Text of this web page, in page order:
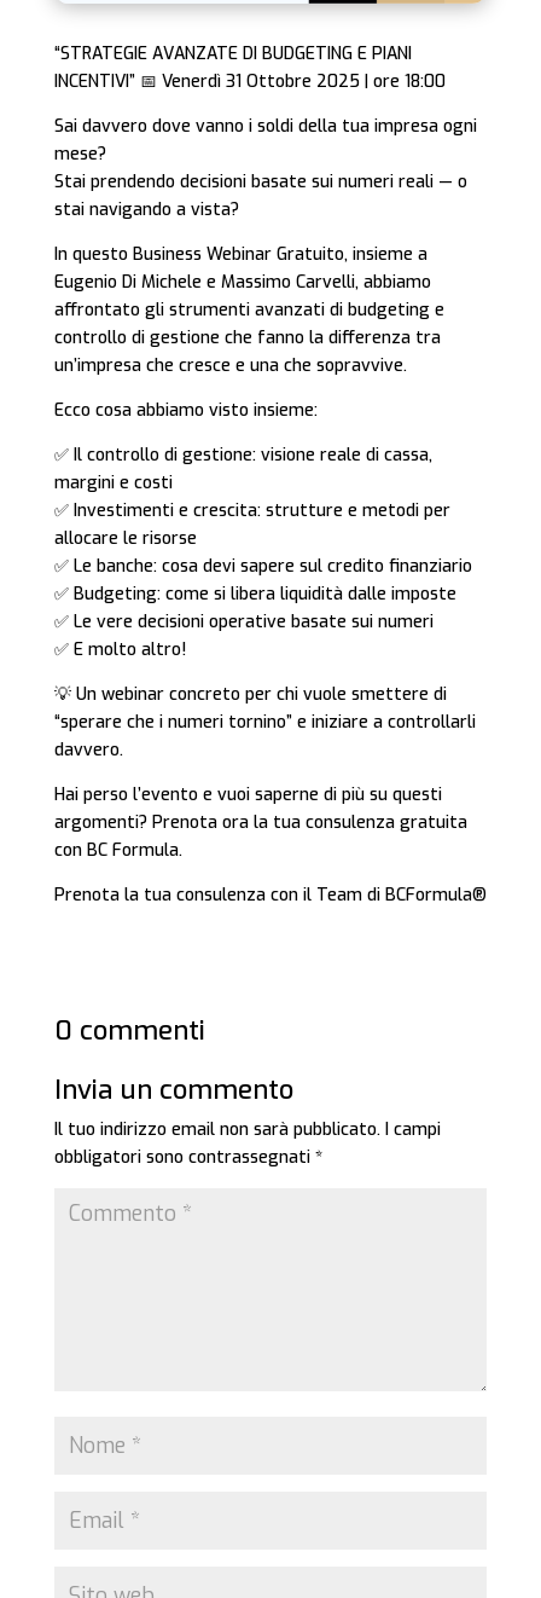
“STRATEGIE AVANZATE DI BUDGETING E PIANI
INCENTIVI” 📅 Venerdì 31 Ottobre 2025 | ore 18:00
Sai davvero dove vanno i soldi della tua impresa ogni
mese?
Stai prendendo decisioni basate sui numeri reali — o
stai navigando a vista?
In questo Business Webinar Gratuito, insieme a
Eugenio Di Michele e Massimo Carvelli, abbiamo
affrontato gli strumenti avanzati di budgeting e
controllo di gestione che fanno la differenza tra
un’impresa che cresce e una che sopravvive.
Ecco cosa abbiamo visto insieme:
✅ Il controllo di gestione: visione reale di cassa,
margini e costi
✅ Investimenti e crescita: strutture e metodi per
allocare le risorse
✅ Le banche: cosa devi sapere sul credito finanziario
✅ Budgeting: come si libera liquidità dalle imposte
✅ Le vere decisioni operative basate sui numeri
✅ E molto altro!
💡 Un webinar concreto per chi vuole smettere di
“sperare che i numeri tornino” e iniziare a controllarli
davvero.
Hai perso l’evento e vuoi saperne di più su questi
argomenti? Prenota ora la tua consulenza gratuita
con BC Formula.
Prenota la tua consulenza con il Team di BCFormula®
0 commenti
Invia un commento
Il tuo indirizzo email non sarà pubblicato. I campi
obbligatori sono contrassegnati *